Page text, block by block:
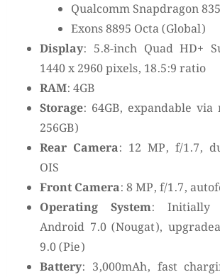
Qualcomm Snapdragon
Exons 8895 Octa (Global)
Display: 5.8-inch Quad HD+
1440 x 2960 pixels, 18.5:9 ratio
RAM: 4GB
Storage: 64GB, expandable
256GB)
Rear Camera: 12 MP, f/1.7,
OIS
Front Camera: 8 MP, f/1.7,
Operating System: Initially
Android 7.0 (Nougat),
9.0 (Pie)
Battery: 3,000mAh, fast